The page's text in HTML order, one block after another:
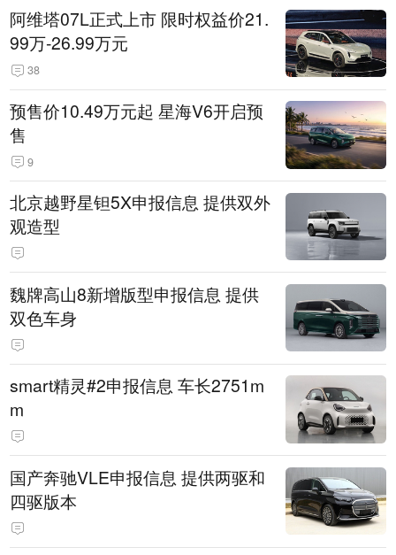
阿维塔07L正式上市 限时权益价21.
99万-26.99万元
38
预售价10.49万元起 星海V6开启预
售
9
北京越野星钽5X申报信息 提供双外
观造型
魏牌高山8新增版型申报信息 提供
双色车身
smart精灵#2申报信息 车长2751m
m
国产奔驰VLE申报信息 提供两驱和
四驱版本